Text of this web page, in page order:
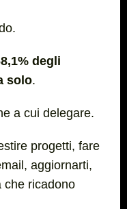
degli
solo.
a cui delegare.
progetti, fare
aggiornarti,
che ricadono